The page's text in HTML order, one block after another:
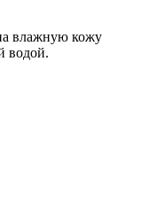
влажную кожу
водой.